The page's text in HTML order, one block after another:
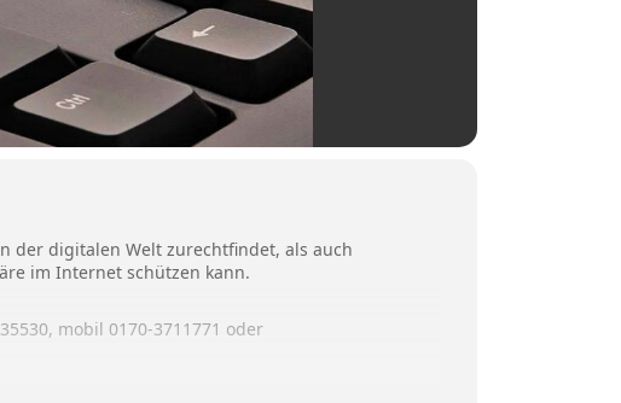
der digitalen Welt zurechtfindet, als auch
im Internet schützen kann.
mobil 0170-3711771 oder